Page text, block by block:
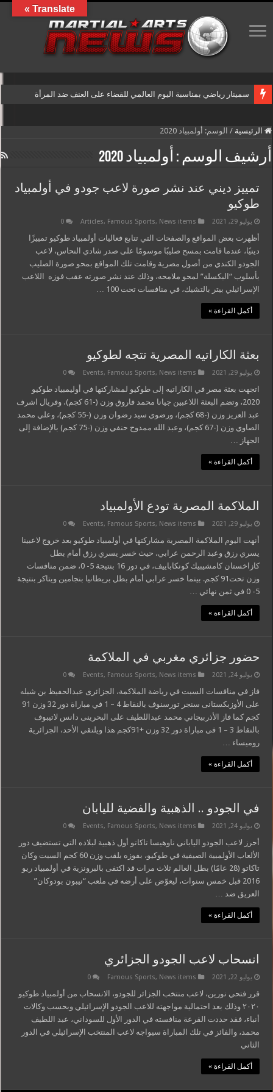
سمينار رياضي بمناسبة اليوم العالمي للقضاء على العنف ضد المرأة
الرئيسية / الوسم: أولمبياد 2020
أرشيف الوسم : أولمبياد 2020
تمييز ديني عند نشر صورة لاعب جودو في أولمبياد
طوكيو
يوليو 29, 2021 Articles, Famous Sports, News items
0
أظهرت بعض المواقع والصفحات التي تتابع فعاليات أولمبياد طوكيو تمييزًا
دينيًا، عندما قامت بمسح صليبًا موسومًا على صدر شادي النحاس، لاعب
الجودو الكندي من أصول مصرية وقامت تلك المواقع بمحو صورة الصليب
بأسلوب “البكسلة” لمحو ملامحه، وذلك عند نشر صورته عقب فوزه اللاعب
الإسرائيلي بيتر بالتشيك، في منافسات تحت 100 …
أكمل القراءة »
بعثة الكاراتيه المصرية تتجه لطوكيو
يوليو 29, 2021 Events, Famous Sports, News items
0
اتجهت بعثة مصر في الكاراتيه إلى طوكيو لمشاركتها في أوليمبياد طوكيو
2020، وتضم البعثة اللاعبين جيانا محمد فاروق وزن (-61 كجم)، وفريال اشرف
عبد العزيز وزن (-68 كجم)، ورضوي سيد رضوان وزن (-55 كجم)، وعلي محمد
الصاوي وزن (-67 كجم)، وعبد الله ممدوح حنفي وزن (-75 كجم) بالإضافة إلى
الجهاز …
أكمل القراءة »
الملاكمة المصرية تودع الأولمبياد
يوليو 29, 2021 Events, Famous Sports, News items
0
أنهت اليوم الملاكمة المصرية مشاركتها في أولمبياد طوكيو بعد خروج لاعبينا
يسري رزق وعبد الرحمن عرابي، حيث خسر يسري رزق أمام بطل
كازاخستان كامشيبيك كونكاباييف، في دور 16 بنتيجة 5- 0، ضمن منافسات
وزن تحت91 كجم. بينما خسر عرابي أمام بطل بريطانيا بنجامين ويتاكر بنتيجة
5- 0 في ثمن نهائي …
أكمل القراءة »
حضور جزائري مغربي في الملاكمة
يوليو 24, 2021 Events, Famous Sports, News items
0
فاز في منافسات السبت في رياضة الملاكمة، الجزائرى عبدالحفيظ بن شبله
على الأوزبكستانى سنجر تورسنوف بالنقاط 4 – 1 في مباراة دور 32 وزن 91
كجم كما فاز الأذربيجاني محمد عبداللطيف على البحرينى دانس لاتيبوف
بالنقاط 3 – 1 فى مباراة دور 32 وزن +91كجم هذا ويلتقي الأحد، الجزائرية
روميساء …
أكمل القراءة »
في الجودو .. الذهبية والفضية لليابان
يوليو 24, 2021 Events, Famous Sports, News items
0
أحرز لاعب الجودو الياباني ناوهيسا تاكاتو أول ذهبية لبلاده التي تستضيف دور
الألعاب الأولمبية الصيفية في طوكيو، بفوزه بلقب وزن 60 كجم السبت وكان
تاكاتو (28 عامًا) بطل العالم ثلاث مرات قد اكتفى بالبرونزية في أولمبياد ريو
2016 قبل خمس سنوات، ليعوّض على أرضه في ملعب “نيبون بودوكان”
العريق ضد …
أكمل القراءة »
انسحاب لاعب الجودو الجزائري
يوليو 22, 2021 Famous Sports, News items
0
قرر فتحي نورين، لاعب منتخب الجزائر للجودو، الانسحاب من أولمبياد طوكيو
٢٠٢٠ وذلك بعد احتمالية مواجهته للاعب الجودو الإسرائيلي وبحسب وكالات
أنباء، فقد حددت القرعة منافسته في الدور الأول للسوداني، عبد اللطيف
محمد، والفائز في تلك المباراة سيواجه لاعب المنتخب الإسرائيلي في الدور
الثاني
أكمل القراءة »
Translate »